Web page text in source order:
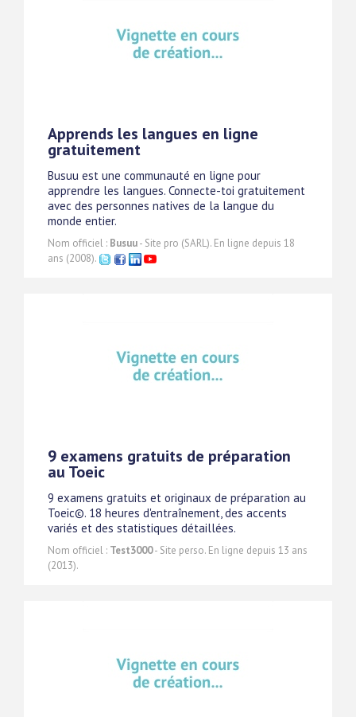
Apprends les langues en ligne
gratuitement
Busuu est une communauté en ligne pour
apprendre les langues. Connecte-toi gratuitement
avec des personnes natives de la langue du
monde entier.
Nom officiel : Busuu- Site pro (SARL). En ligne depuis 18
ans (2008).
9 examens gratuits de préparation
au Toeic
9 examens gratuits et originaux de préparation au
Toeic©. 18 heures d'entraînement, des accents
variés et des statistiques détaillées.
Nom officiel : Test3000- Site perso. En ligne depuis 13 ans
(2013).